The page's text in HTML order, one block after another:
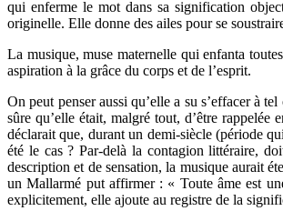
qui enferme le mot dans sa signification
originelle. Elle donne des ailes pour se
La musique, muse maternelle qui enfanta
aspiration à la grâce du corps et de l’esprit.
On peut penser aussi qu’elle a su s’effacer à
sûre qu’elle était, malgré tout, d’être
déclarait que, durant un demi-siècle (période
été le cas ? Par-delà la contagion littéraire,
description et de sensation, la musique aurait
un Mallarmé put affirmer : « Toute âme est
explicitement, elle ajoute au registre de la